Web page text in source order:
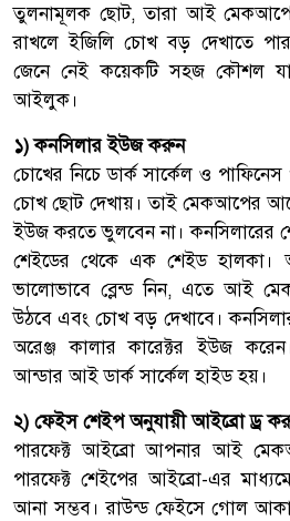
তুলনামূলক ছোট, তারা আই
রাখলে ইজিলি চোখ বড় দেখাতে
জেনে নেই কয়েকটি সহজ কৌশল যা
আইলুক।
১) কনসিলার ইউজ করুন
চোখের নিচে ডার্ক সার্কেল ও
চোখ ছোট দেখায়। তাই মেকআপের
ইউজ করতে ভুলবেন না। কনসিলারের
শেইডের থেকে এক শেইড হালকা।
ভালোভাবে ব্লেন্ড নিন, এতে আই
উঠবে এবং চোখ বড় দেখাবে।
অরেঞ্জ কালার কারেক্টর ইউজ
আন্ডার আই ডার্ক সার্কেল হাইড হয়।
২) ফেইস শেইপ অনুযায়ী আইব্রো ড্র
পারফেক্ট আইব্রো আপনার আই
পারফেক্ট শেইপের আইব্রো-এর
আনা সম্ভব। রাউন্ড ফেইসে গোল